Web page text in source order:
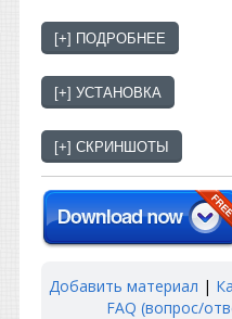
Добавить материал |
FAQ (вопрос/